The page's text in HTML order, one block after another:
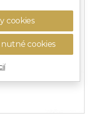
cookies
cookies